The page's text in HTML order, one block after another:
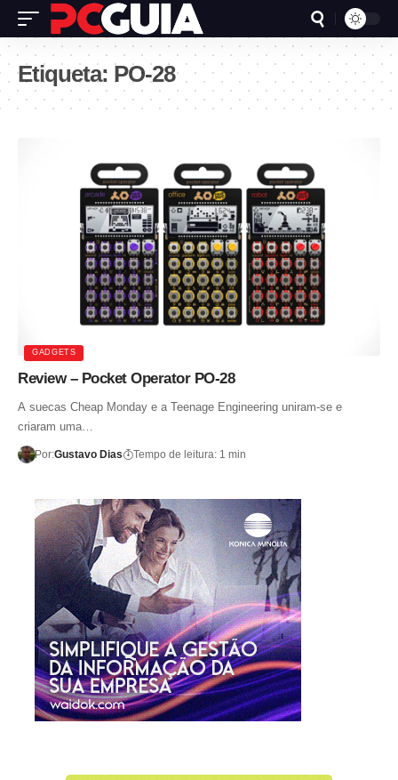
Etiqueta: PO-28
GADGETS
Review – Pocket Operator PO-28
A suecas Cheap Monday e a Teenage Engineering uniram-se e
criaram uma…
Por:Gustavo Dias Tempo de leitura: 1 min